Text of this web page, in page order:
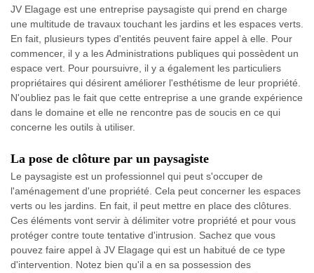
JV Elagage est une entreprise paysagiste qui prend en charge
une multitude de travaux touchant les jardins et les espaces verts.
En fait, plusieurs types d'entités peuvent faire appel à elle. Pour
commencer, il y a les Administrations publiques qui possèdent un
espace vert. Pour poursuivre, il y a également les particuliers
propriétaires qui désirent améliorer l'esthétisme de leur propriété.
N'oubliez pas le fait que cette entreprise a une grande expérience
dans le domaine et elle ne rencontre pas de soucis en ce qui
concerne les outils à utiliser.
La pose de clôture par un paysagiste
Le paysagiste est un professionnel qui peut s'occuper de
l'aménagement d'une propriété. Cela peut concerner les espaces
verts ou les jardins. En fait, il peut mettre en place des clôtures.
Ces éléments vont servir à délimiter votre propriété et pour vous
protéger contre toute tentative d'intrusion. Sachez que vous
pouvez faire appel à JV Elagage qui est un habitué de ce type
d'intervention. Notez bien qu'il a en sa possession des